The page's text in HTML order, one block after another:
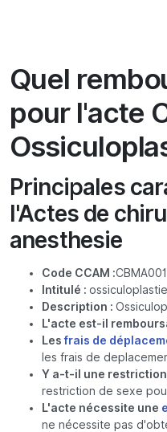
Quel
pour l'acte
Principales
l'Actes de
anesthesie
Code CCAM :CBMA001
Intitulé : ossiculoplastie
Description :
L'acte est-il
Lesfrais de
les frais de
Y a-t-il une restriction
restriction de sexe
L'acte nécessite une
ne nécessite pas